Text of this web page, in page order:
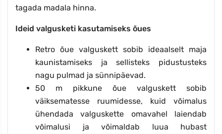
tagada madala hinna.
Ideid valgusketi kasutamiseks õues
Retro õue valguskett sobib ideaalselt maja
kaunistamiseks ja sellisteks pidustusteks
nagu pulmad ja sünnipäevad.
50 m pikkune õue valguskett sobib
väiksematesse ruumidesse, kuid võimalus
ühendada valguskette omavahel laiendab
võimalusi ja võimaldab luua hubast